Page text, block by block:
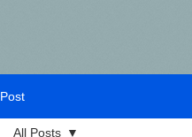
Post
All Posts